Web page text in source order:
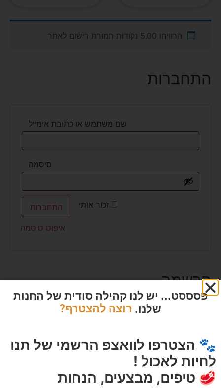
הרוויחו 5.00 נקודות תמורת רישום לאתר
התחברות
שם משתמש או כתובת אימייל
סיסמה
זכור אותי התחברות
איפוס סיסמה
הרשמה
פסססט... יש לנו קהילה סודית של החנות
שלנו. רוצה להצטרף?
🐾 הצטרפו לוואצפ הרשמי של תנו
לחיות לאכול !
🥩 טיפים, מבצעים, הנחות